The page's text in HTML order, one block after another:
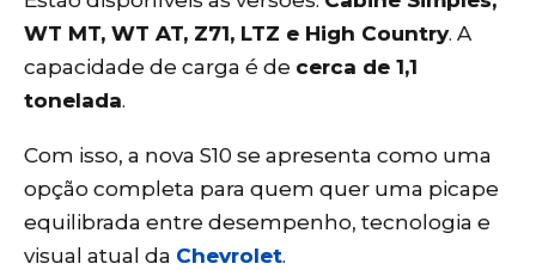
WT MT, WT AT, Z71, LTZ e High Country. A
capacidade de carga é de cerca de 1,1
tonelada.
Com isso, a nova S10 se apresenta como uma
opção completa para quem quer uma picape
equilibrada entre desempenho, tecnologia e
visual atual da Chevrolet.